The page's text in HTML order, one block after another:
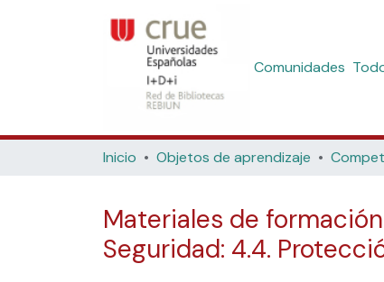
Comunidades
Inicio Objetos de aprendizaje
Materiales de
Seguridad: 4.4.